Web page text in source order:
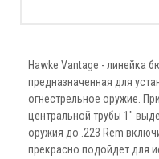
Hawke Vantage - линейка
предназначенная для
огнестрельное оружие.
центральной трубы 1"
оружия до .223 Rem
прекрасно подойдет для